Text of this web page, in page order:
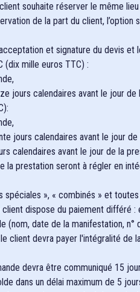
souhaite réserver le même
de la part du client, l’option
et signature du devis
(dix mille euros TTC) :
jours calendaires avant le jour de
jours calendaires avant le jour de
calendaires avant le jour de la
prestation seront à régler en
», « combinés » et
dispose du paiement différé
date de la manifestation, n°
devra payer l'intégralité de
devra être communiqué 15
dans un délai maximum de 5